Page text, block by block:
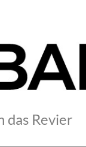
das Revier